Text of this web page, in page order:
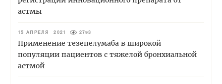
астмы
15 АПРЕЛЯ 2021 2793
Применение тезепелумаба в широкой
популяции пациентов с тяжелой бронхиальной
астмой